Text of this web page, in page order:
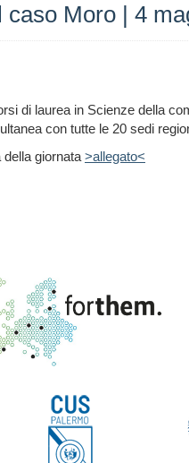
caso Moro | 4
di laurea in Scienze della
con tutte le 20 sedi
giornata >allegato<